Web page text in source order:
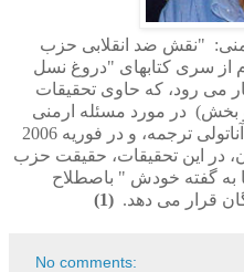
"نقش ضد انقلابی حزب
"، کتاب دوم از سری کتابهای "دروغ نسل
می رود، که حاوی تحقیقات
بخش) در مورد مسئله ارمنی
ترجمه، و در فوریه 2006
در این تحقیقات، حقیقت حزب
به گفته خودش " باصطلاح
قرار می دهد. (1)
No comments: